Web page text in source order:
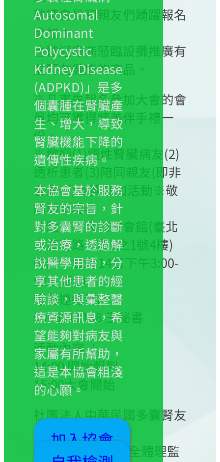
Autosomal
Dominant
Polycystic
Kidney Disease
(ADPKD)」是多
個囊腫在腎臟產
生、增大，導致
腎臟機能下降的
遺傳性疾病。
本協會基於服務
腎友的宗旨，針
對多囊腎的診斷
或治療，透過解
說醫學用語，分
享其他患者的經
驗談，與彙整醫
療資源訊息，希
望能夠對病友與
家屬有所幫助，
這是本協會粗淺
的心願。
加入協會
敬請會員和親友們踴躍報名
參加！
也歡迎廠商蒞臨設攤推廣有
益腎友健康的商品。
※凡事先報名參加大會的會
員均可獲得精美伴手禮一
份。
※歡迎(1)慢性腎臟病友(2)
透析患者(3)陪同親友(即非
會員者)免費參加活動※敬
請即刻報名
地點：台大校友會館(臺北
市濟南路一段2之1號4樓)
時間：12月14日下午3:00-
5:00 活動
報名連絡電話：
0965511138 王秘書
活動內容 ：
14:00 開始報到
15:00大會開始
社團法人中華民國多囊腎友
協會
理事長 高芷華 暨全體理監